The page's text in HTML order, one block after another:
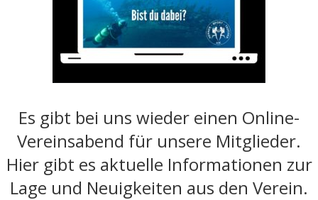
Es gibt bei uns wieder einen Online-
Vereinsabend für unsere Mitglieder.
Hier gibt es aktuelle Informationen zur
Lage und Neuigkeiten aus den Verein.